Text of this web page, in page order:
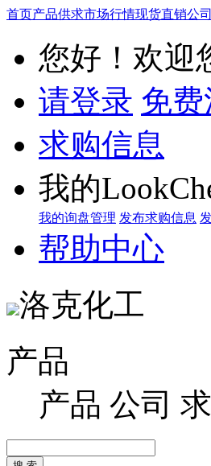
首页产品供求市场行情现货直销公
您好！欢迎
请登录 免
求购信息
我的
我的询盘管理 发布求购信息
帮助中心
洛克化工
产品
产品 公司